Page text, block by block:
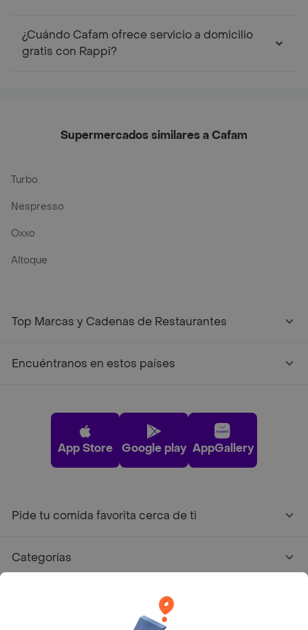
¿Cuándo Cafam ofrece servicio a domicilio
gratis con Rappi?
Supermercados similares a Cafam
Turbo
Nespresso
Oxxo
Altoque
Top Marcas y Cadenas de Restaurantes
Encuéntranos en estos países
App Store Google play AppGallery
Pide tu comida favorita cerca de ti
Categorías